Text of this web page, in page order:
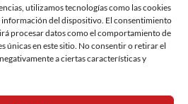
utilizamos tecnologías como las cookies
información del dispositivo. El consentimiento
procesar datos como el comportamiento de
únicas en este sitio. No consentir o retirar el
a ciertas características y